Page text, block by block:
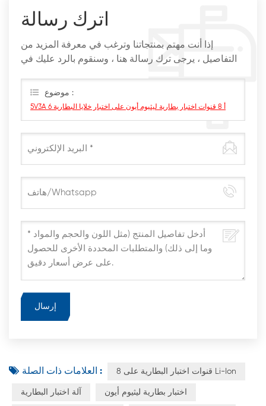
اترك رسالة
إذا أنت مهتم بمنتجاتنا وترغب في معرفة المزيد من
التفاصيل ، يرجى ترك رسالة هنا ، وسنقوم بالرد عليك في
موضوع :
5V3A 6 أ 8 قنوات اختبار بطارية ليثيوم أيون على اختبار خلايا البطارية
العلامات ذات الصلة : 8 قنوات اختبار البطارية على Li-Ion
آلة اختبار البطارية اختبار بطارية ليثيوم أيون